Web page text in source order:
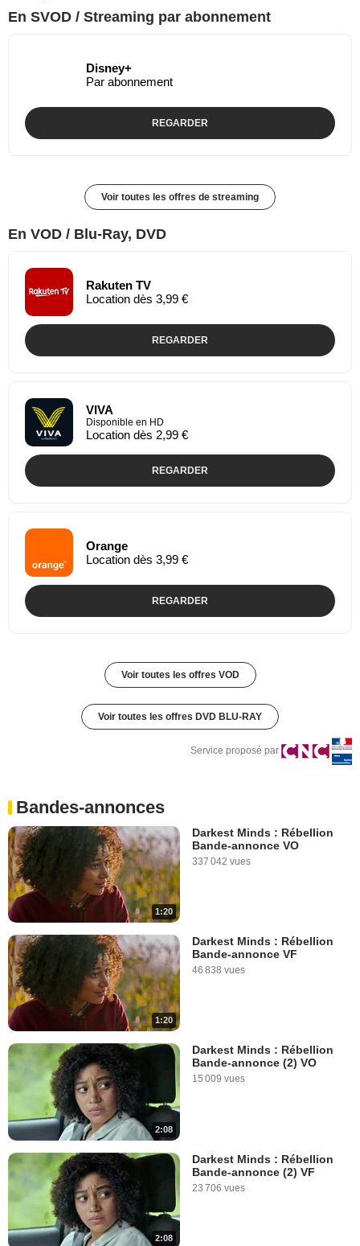
En SVOD / Streaming par abonnement
Disney+
Par abonnement
REGARDER
Voir toutes les offres de streaming
En VOD / Blu-Ray, DVD
Rakuten TV
Location dès 3,99 €
REGARDER
VIVA
Disponible en HD
Location dès 2,99 €
REGARDER
Orange
Location dès 3,99 €
REGARDER
Voir toutes les offres VOD
Voir toutes les offres DVD BLU-RAY
Service proposé par
Bandes-annonces
1:20
Darkest Minds : Rébellion
Bande-annonce VO
337 042 vues
1:20
Darkest Minds : Rébellion
Bande-annonce VF
46 838 vues
2:08
Darkest Minds : Rébellion
Bande-annonce (2) VO
15 009 vues
2:08
Darkest Minds : Rébellion
Bande-annonce (2) VF
23 706 vues